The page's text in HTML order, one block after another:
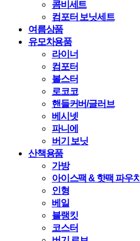
콤비세트
컴포터 보닛세트
여름상품
유모차용품
라이너
컴포터
볼스터
로코코
핸들커버/글러브
베시넷
파니에
버기 보닛
산책용품
가방
아이스팩 & 핫팩 파우치
인형
베일
블랭킷
코스터